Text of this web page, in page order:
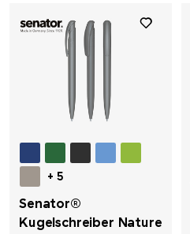
+ 5
Senator®
Kugelschreiber Nature